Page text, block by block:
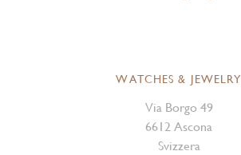
WATCHES & JEWELRY
Via Borgo 49
6612 Ascona
Svizzera